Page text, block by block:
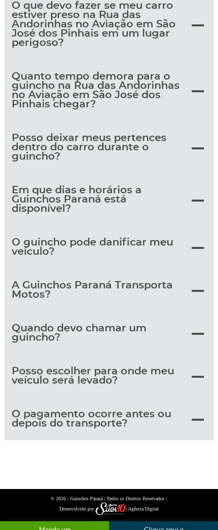
O que devo fazer se meu carro
estiver preso na Rua das
Andorinhas no Aviação em São
José dos Pinhais em um lugar
perigoso?
Quanto tempo demora para o
guincho na Rua das Andorinhas
no Aviação em São José dos
Pinhais chegar?
Posso deixar meus pertences
dentro do carro durante o
guincho?
Em que dias e horários a
Guinchos Paraná está
disponível?
O guincho pode danificar meu
veículo?
A Guinchos Paraná Transporta
Motos?
Quando devo chamar um
guincho?
Posso escolher para onde meu
veículo será levado?
O pagamento ocorre antes ou
depois do transporte?
© 2026 -Guinchos Paraná | Todos os Direitos Reservados |
Desenvolvido por
| Agência Digital